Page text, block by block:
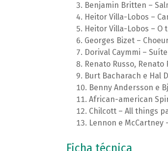
Benjamin Britten –
Heitor Villa-Lobos –
Heitor Villa-Lobos –
Georges Bizet –
Dorival Caymmi –
Renato Russo,
Burt Bacharach e Hal
Benny Andersson e
African-american
Chilcott – All things
Lennon e McCartney